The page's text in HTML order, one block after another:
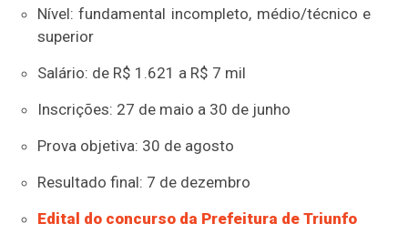
Nível: fundamental incompleto, médio/técnico e
superior
Salário: de R$ 1.621 a R$ 7 mil
Inscrições: 27 de maio a 30 de junho
Prova objetiva: 30 de agosto
Resultado final: 7 de dezembro
Edital do concurso da Prefeitura de Triunfo